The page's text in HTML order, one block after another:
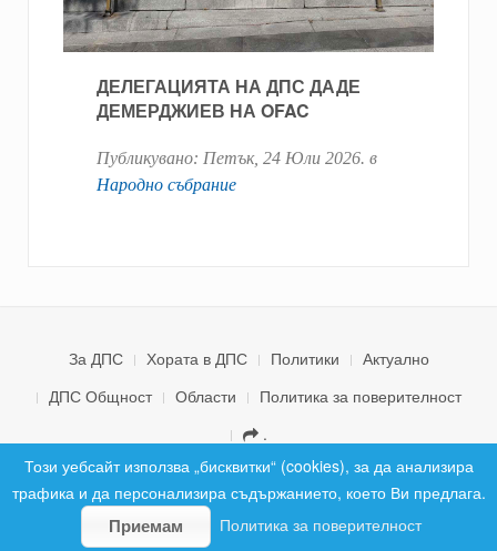
ДЕЛЕГАЦИЯТА НА ДПС ДАДЕ
ДЕМЕРДЖИЕВ НА OFAC
Публикувано: Петък, 24 Юли 2026. в
Народно събрание
За ДПС Хората в ДПС Политики
Актуално
ДПС Общност
Области
Политика за поверителност
.
© 2026 ДПС България. Всички права запазени.
Този уебсайт използва „бисквитки“ (cookies), за да анализира
трафика и да персонализира съдържанието, което Ви предлага.
Приемам Политика за поверителност